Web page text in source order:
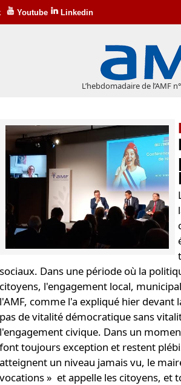
Youtube Linkedin
L’hebdomadaire de l’AMF n°
sociaux. Dans une période où la
citoyens, l'engagement local,
l'AMF, comme l'a expliqué hier devant
pas de vitalité démocratique sans
l'engagement civique. Dans un
font toujours exception et restent
atteignent un niveau jamais vu, le
vocations » et appelle les citoyens, et